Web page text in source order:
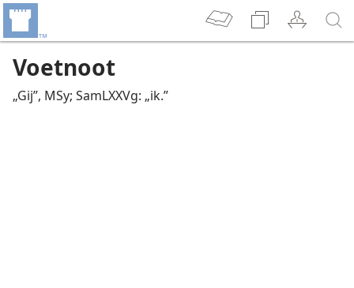
Voetnoot
„Gij”, MSy; SamLXXVg: „ik.”